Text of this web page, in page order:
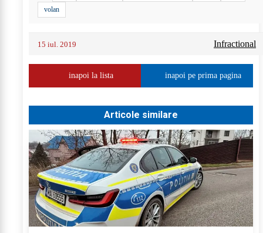
volan
15 iul. 2019 Infractional
inapoi la lista inapoi pe prima pagina
Articole similare